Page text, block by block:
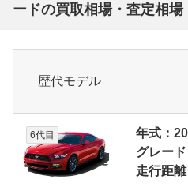
ードの買取相場・査定相場
歴代モデル
6代目
年式：
グレード
走行距